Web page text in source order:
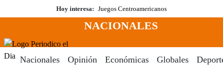
al
Hoy interesa: Juegos Centroamericanos
Menú
NACIONALES
Nacionales Opinión Económicas Globales